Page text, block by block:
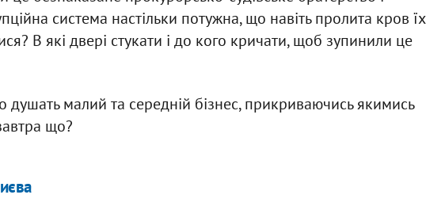
система настільки потужна, що навіть пролита кров
В які двері стукати і до кого кричати, щоб зупинили це
душать малий та середній бізнес, прикриваючись якимись
що?